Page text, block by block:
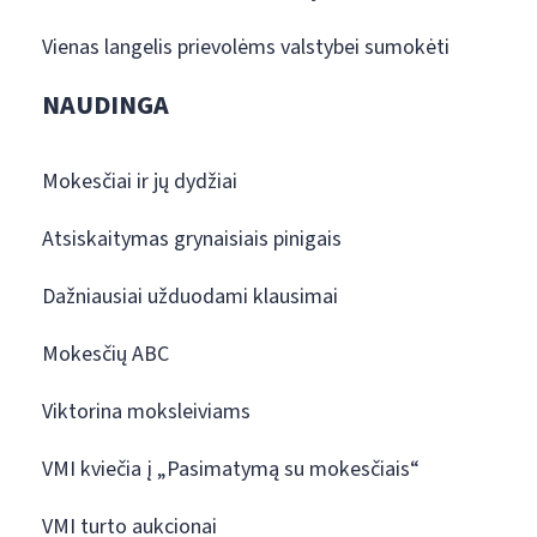
Vienas langelis prievolėms valstybei sumokėti
NAUDINGA
Mokesčiai ir jų dydžiai
Atsiskaitymas grynaisiais pinigais
Dažniausiai užduodami klausimai
Mokesčių ABC
Viktorina moksleiviams
VMI kviečia į „Pasimatymą su mokesčiais“
VMI turto aukcionai